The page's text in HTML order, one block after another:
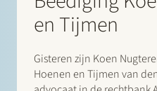
en Tijmen
Gisteren zijn Koen
Hoenen en Tijmen van